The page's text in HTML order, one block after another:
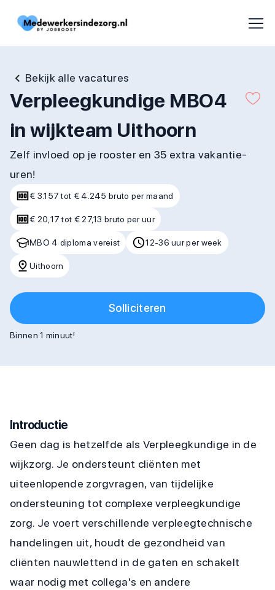
Bekijk alle vacatures
Verpleegkundige MBO4
in wijkteam Uithoorn
Zelf invloed op je rooster en 35 extra vakantie-
uren!
€ 3.157 tot € 4.245 bruto per maand
€ 20,17 tot € 27,13 bruto per uur
MBO 4 diploma vereist 12-36 uur per week
Uithoorn
Solliciteren
Binnen 1 minuut!
Introductie
Geen dag is hetzelfde als Verpleegkundige in de
wijkzorg. Je ondersteunt cliënten met
uiteenlopende zorgvragen, van tijdelijke
ondersteuning tot complexe verpleegkundige
zorg. Je voert verschillende verpleegtechnische
handelingen uit, houdt de gezondheid van
cliënten nauwlettend in de gaten en schakelt
waar nodig met collega's en andere